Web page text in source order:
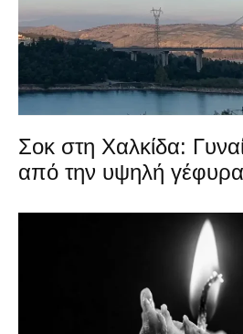
Σοκ στη Χαλκίδα:
από την υψηλή γέφυρα